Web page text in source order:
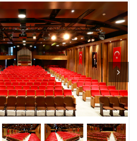
Next